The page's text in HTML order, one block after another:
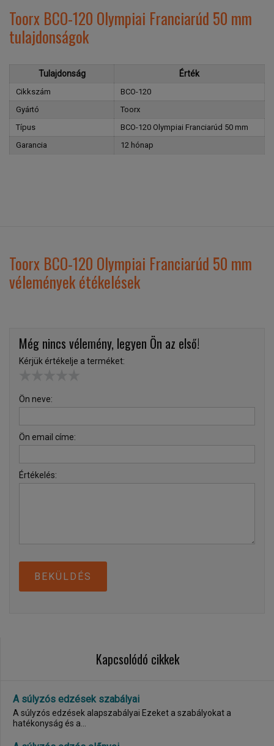
Toorx BCO-120 Olympiai Franciarúd 50 mm
tulajdonságok
Tulajdonság Érték
Cikkszám
BCO-120
Gyártó
Toorx
Típus
BCO-120 Olympiai Franciarúd 50 mm
Garancia
12 hónap
Toorx BCO-120 Olympiai Franciarúd 50 mm
vélemények étékelések
Még nincs vélemény, legyen Ön az első!
Kérjük értékelje a terméket:
Ön neve:
Ön email címe:
Értékelés:
BEKÜLDÉS
Kapcsolódó cikkek
A súlyzós edzések szabályai
A súlyzós edzések alapszabályai Ezeket a szabályokat a
hatékonyság és a...